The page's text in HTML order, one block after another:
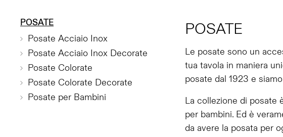
POSATE
Le posate sono un
tua tavola in maniera
posate dal 1923 e
La collezione di posate
per bambini. Ed è
da avere la posata per
POSATE
Posate Acciaio Inox
Posate Acciaio Inox Decorate
Posate Colorate
Posate Colorate Decorate
Posate per Bambini